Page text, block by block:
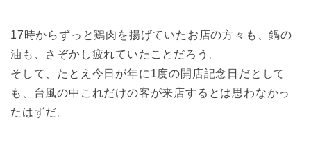
17時からずっと鶏肉を揚げていたお店の方々も、鍋の
油も、さぞかし疲れていたことだろう。
そして、たとえ今日が年に1度の開店記念日だとして
も、台風の中これだけの客が来店するとは思わなかっ
たはずだ。